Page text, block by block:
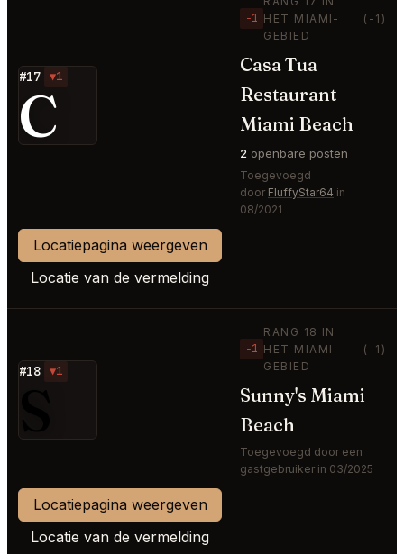
#17 ▼1
C
−1 HET MIAMI-
GEBIED
(-1)
Casa Tua
Restaurant
Miami Beach
2 openbare posten
Toegevoegd
door FluffyStar64 in
08/2021
Locatiepagina weergeven
Locatie van de vermelding
#18 ▼1
−1
RANG 18 IN
HET MIAMI-
GEBIED
(-1)
Sunny's Miami
Beach
Toegevoegd door een
gastgebruiker in 03/2025
Locatiepagina weergeven
Locatie van de vermelding